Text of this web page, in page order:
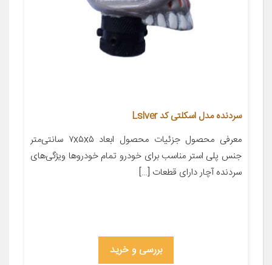
سردنده مدل اسکلتی کد Lslver
معرفی محصول جزئیات محصول ابعاد ۷x۵x۵ سانتی‌متر
جنس پلی استر مناسب برای خودرو تمام خودروها ویژگی‌های
سردنده آچار دارای قطعات […]
بررسی و خرید